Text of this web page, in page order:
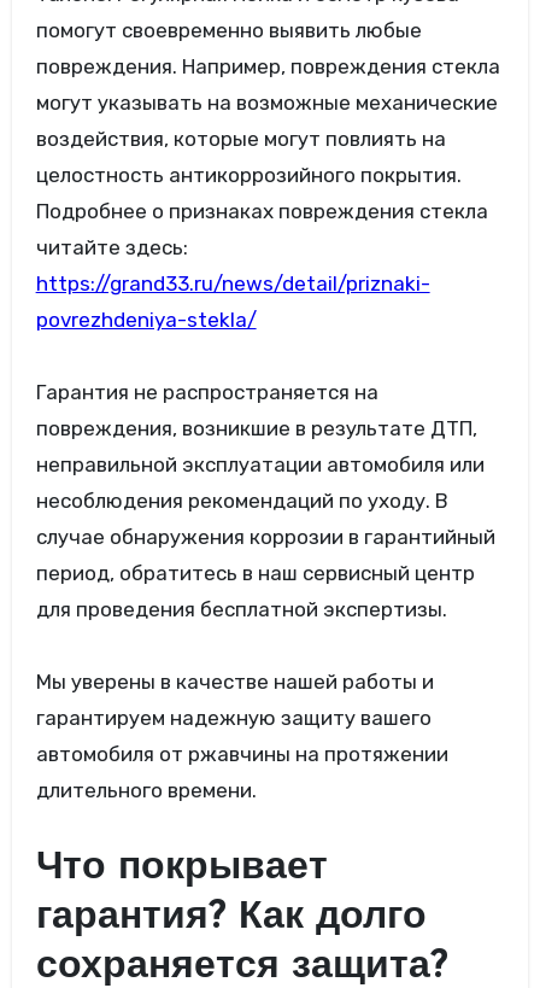
помогут своевременно выявить любые
повреждения. Например, повреждения стекла
могут указывать на возможные механические
воздействия, которые могут повлиять на
целостность антикоррозийного покрытия.
Подробнее о признаках повреждения стекла
читайте здесь:
https://grand33.ru/news/detail/priznaki-
povrezhdeniya-stekla/
Гарантия не распространяется на
повреждения, возникшие в результате ДТП,
неправильной эксплуатации автомобиля или
несоблюдения рекомендаций по уходу. В
случае обнаружения коррозии в гарантийный
период, обратитесь в наш сервисный центр
для проведения бесплатной экспертизы.
Мы уверены в качестве нашей работы и
гарантируем надежную защиту вашего
автомобиля от ржавчины на протяжении
длительного времени.
Что покрывает
гарантия? Как долго
сохраняется защита?